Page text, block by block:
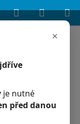
×
je nutné
před danou
orientační a může se
čase.
Hledat
KOŠÍK
red devil